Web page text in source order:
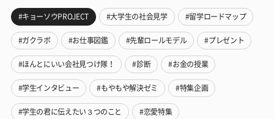
#キョーソウPROJECT #大学生の社会見学 #留学ロードマップ
#ガクラボ #お仕事図鑑 #先輩ロールモデル #プレゼント
#ほんとにいい会社見つけ隊！ #診断 #お金の授業
#学生インタビュー #もやもや解決ゼミ #特集企画
#学生の君に伝えたい３つのこと #恋愛特集